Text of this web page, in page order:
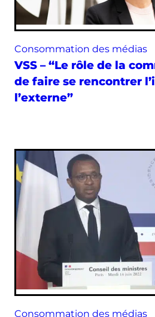
Consommation des médias
VSS – “Le rôle de la
de faire se rencontrer
l’externe”
Consommation des médias